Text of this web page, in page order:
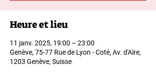
Heure et lieu
11 janv. 2025, 19:00 – 23:00
Genève, 75-77 Rue de Lyon - Coté, Av. d'Aïre,
1203 Genève, Suisse